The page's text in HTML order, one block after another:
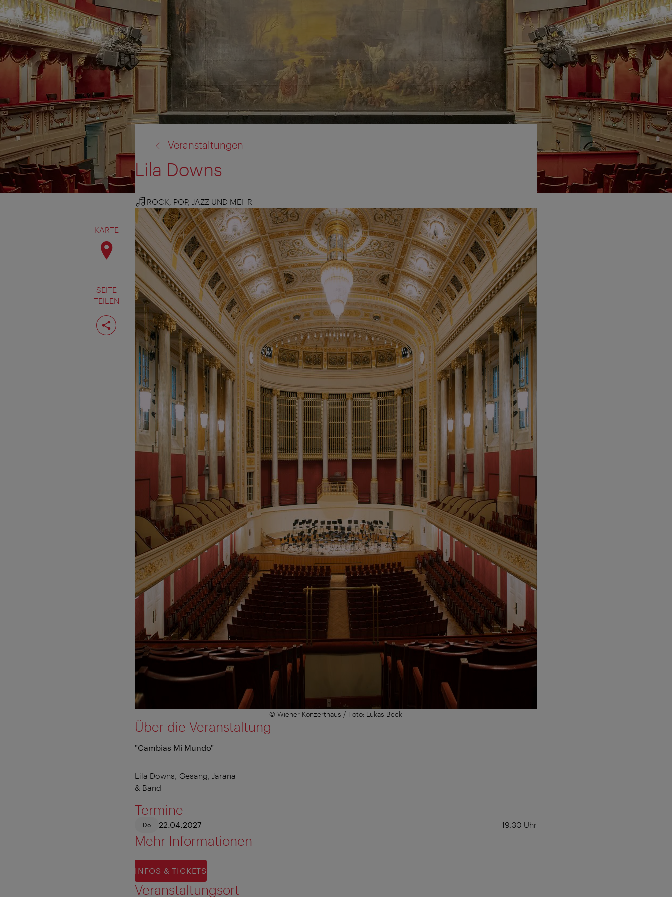
KARTE
SEITE
TEILEN
Seite
teilen
Veranstaltungen
Lila Downs
ROCK, POP, JAZZ UND MEHR
© Wiener Konzerthaus / Foto: Lukas Beck
Über die Veranstaltung
"Cambias Mi Mundo"
Lila Downs, Gesang, Jarana
& Band
Termine
Do 22.04.2027 19:30 Uhr
Mehr Informationen
INFOS & TICKETS
Veranstaltungsort